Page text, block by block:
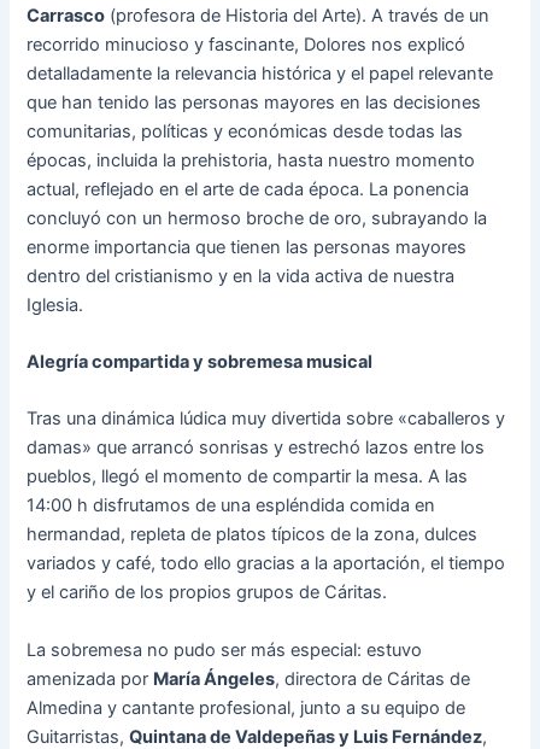
Carrasco (profesora de Historia del Arte). A través de un
recorrido minucioso y fascinante, Dolores nos explicó
detalladamente la relevancia histórica y el papel relevante
que han tenido las personas mayores en las decisiones
comunitarias, políticas y económicas desde todas las
épocas, incluida la prehistoria, hasta nuestro momento
actual, reflejado en el arte de cada época. La ponencia
concluyó con un hermoso broche de oro, subrayando la
enorme importancia que tienen las personas mayores
dentro del cristianismo y en la vida activa de nuestra
Iglesia.
Alegría compartida y sobremesa musical
Tras una dinámica lúdica muy divertida sobre «caballeros y
damas» que arrancó sonrisas y estrechó lazos entre los
pueblos, llegó el momento de compartir la mesa. A las
14:00 h disfrutamos de una espléndida comida en
hermandad, repleta de platos típicos de la zona, dulces
variados y café, todo ello gracias a la aportación, el tiempo
y el cariño de los propios grupos de Cáritas.
La sobremesa no pudo ser más especial: estuvo
amenizada por María Ángeles, directora de Cáritas de
Almedina y cantante profesional, junto a su equipo de
Guitarristas,Quintana de Valdepeñas y Luis Fernández,